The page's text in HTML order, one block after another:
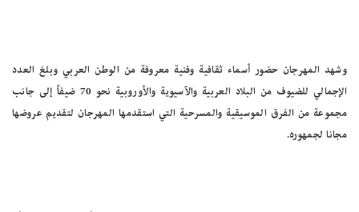
وشهد المهرجان حضور أسماء ثقافية وفنية معروفة من الوطن العربي وبلغ العدد
الإجمالي للضيوف من البلاد العربية والآسيوية والأوروبية نحو 70 ضيفاً إلى جانب
مجموعة من الفرق الموسيقية والمسرحية التي استقدمها المهرجان لتقديم عروضها
مجانا لجمهوره.